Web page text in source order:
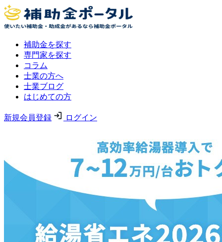
補助金を探す
専門家を探す
コラム
士業の方へ
士業ブログ
はじめての方
新規会員登録 ログイン